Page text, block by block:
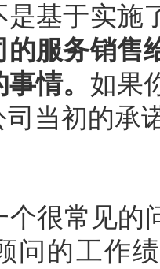
基于实施
服务销售
情。 如果
当初的承
个很常见的
问的工作